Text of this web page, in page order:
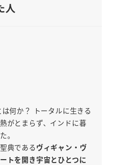
人
何か？ トータルに生きる
がとまらず、インドに暮
。
典である ヴィギャン・ヴ
トを開き宇宙とひとつに